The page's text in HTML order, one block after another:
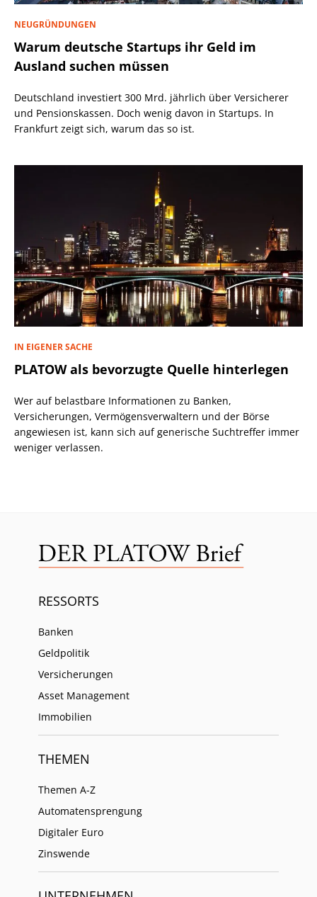
NEUGRÜNDUNGEN
Warum deutsche Startups ihr Geld im
Ausland suchen müssen
Deutschland investiert 300 Mrd. jährlich über Versicherer
und Pensionskassen. Doch wenig davon in Startups. In
Frankfurt zeigt sich, warum das so ist.
IN EIGENER SACHE
PLATOW als bevorzugte Quelle hinterlegen
Wer auf belastbare Informationen zu Banken,
Versicherungen, Vermögensverwaltern und der Börse
angewiesen ist, kann sich auf generische Suchtreffer immer
weniger verlassen.
RESSORTS
Banken
Geldpolitik
Versicherungen
Asset Management
Immobilien
THEMEN
Themen A-Z
Automatensprengung
Digitaler Euro
Zinswende